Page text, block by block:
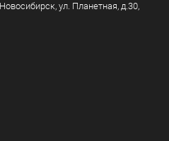
ул. Планетная, д.30,